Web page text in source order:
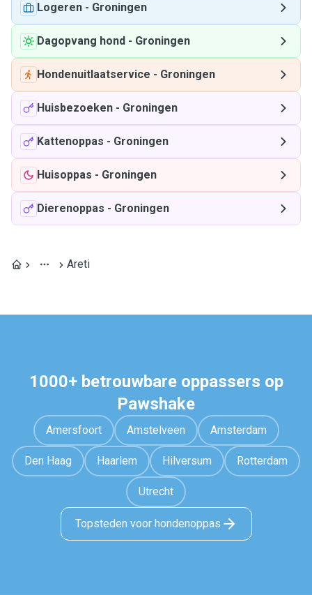
Logeren - Groningen
Dagopvang hond - Groningen
Hondenuitlaatservice - Groningen
Huisbezoeken - Groningen
Kattenoppas - Groningen
Huisoppas - Groningen
Dierenoppas - Groningen
Areti
1000+ betrouwbare oppassers op
Pawshake
Amersfoort Amstelveen Amsterdam
Den Haag Haarlem Hilversum Rotterdam
Utrecht
Topsteden voor hondenoppas